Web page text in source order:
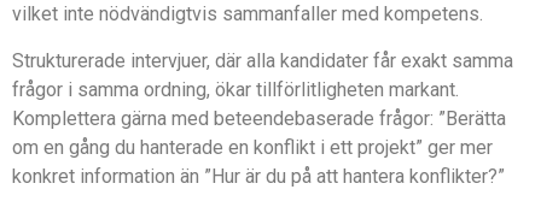
vilket inte nödvändigtvis sammanfaller med kompetens.
Strukturerade intervjuer, där alla kandidater får exakt samma
frågor i samma ordning, ökar tillförlitligheten markant.
Komplettera gärna med beteendebaserade frågor: ”Berätta
om en gång du hanterade en konflikt i ett projekt” ger mer
konkret information än ”Hur är du på att hantera konflikter?”